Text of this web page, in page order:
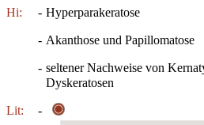
Hi: - Hyperparakeratose
- Akanthose und Papillomatose
- seltener Nachweise von
Dyskeratosen
Lit: -